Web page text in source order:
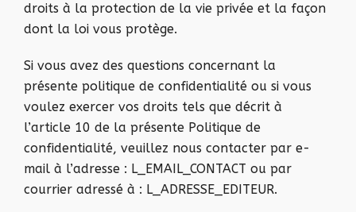
droits à la protection de la vie privée et la façon
dont la loi vous protège.
Si vous avez des questions concernant la
présente politique de confidentialité ou si vous
voulez exercer vos droits tels que décrit à
l’article 10 de la présente Politique de
confidentialité, veuillez nous contacter par e-
mail à l’adresse : L_EMAIL_CONTACT ou par
courrier adressé à : L_ADRESSE_EDITEUR.